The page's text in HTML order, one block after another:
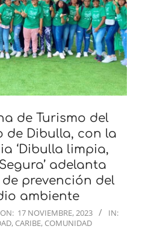
de Turismo del
de Dibulla, con la
‘Dibulla limpia,
adelanta
prevención del
ambiente
ON: 17 NOVIEMBRE, 2023
IN:
, CARIBE, COMUNIDAD